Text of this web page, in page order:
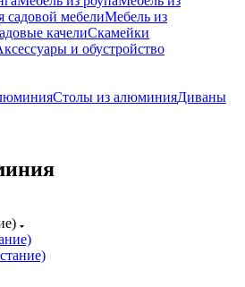
садовой мебелиМебель из
качелиСкамейки
и обустройство
Столы из алюминияДиваны